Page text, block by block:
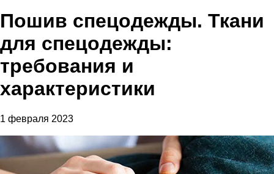
Пошив спецодежды. Ткани
для спецодежды:
требования и
характеристики
1 февраля 2023